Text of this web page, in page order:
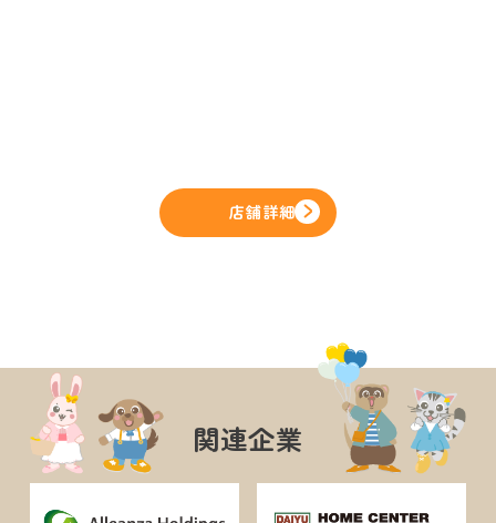
店舗詳細
関連企業